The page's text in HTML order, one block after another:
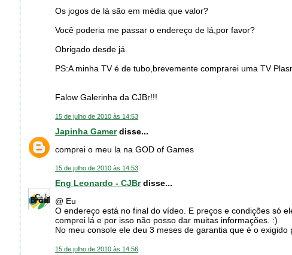
Os jogos de lá são em média que valor?
Você poderia me passar o endereço de lá,por favor?
Obrigado desde já.
PS:A minha TV é de tubo,brevemente comprarei uma TV
Falow Galerinha da CJBr!!!
15 de julho de 2010 às 14:53
Japinha Gamerdisse...
comprei o meu la na GOD of Games
15 de julho de 2010 às 14:53
Eng Leonardo - CJBrdisse...
@ Eu
O endereço está no final do vídeo. E preços e condições só
comprei lá e por isso não posso dar muitas informações. :)
No meu console ele deu 3 meses de garantia que é o exigido
15 de julho de 2010 às 14:56